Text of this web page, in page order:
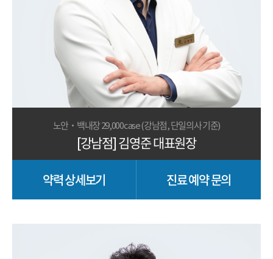
노안·백내장 29,000case (강남점, 단일의사 기준)
[강남점] 김영준 대표원장
약력 상세보기 진료 예약 문의